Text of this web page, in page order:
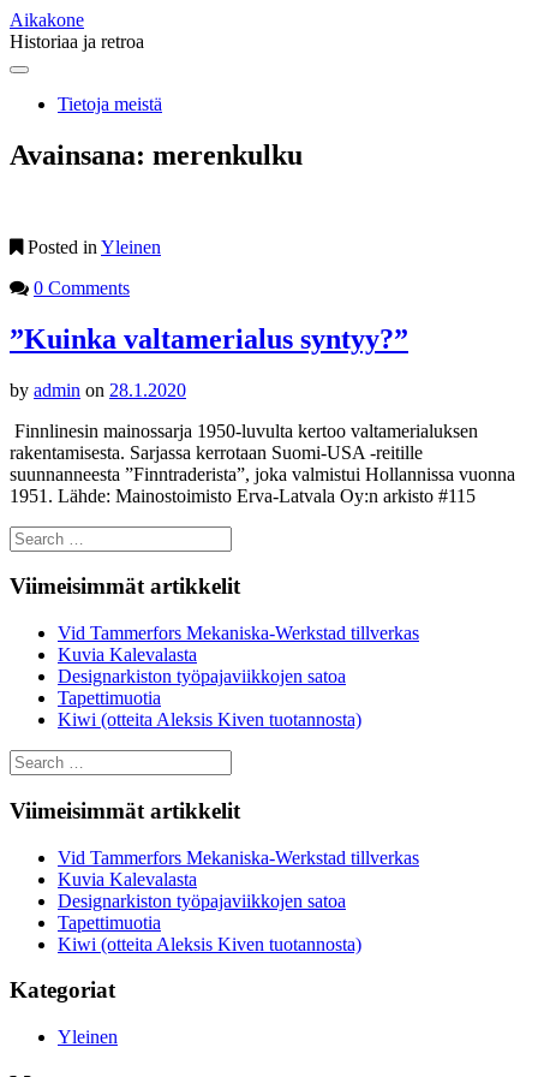
Aikakone
Historiaa ja retroa
Main
Skip
contentTietoja meistä
Avainsana: merenkulku
Posted in Yleinen
0 Comments
”Kuinka valtamerialus syntyy?”
by admin on 28.1.2020
Finnlinesin mainossarja 1950-luvulta kertoo valtamerialuksen
rakentamisesta. Sarjassa kerrotaan Suomi-USA -reitille
suunnanneesta ”Finntraderista”, joka valmistui Hollannissa vuonna
1951. Lähde: Mainostoimisto Erva-Latvala Oy:n arkisto #115
Search
for:
Viimeisimmät artikkelit
Vid Tammerfors Mekaniska-Werkstad tillverkas
Kuvia Kalevalasta
Designarkiston työpajaviikkojen satoa
Tapettimuotia
Kiwi (otteita Aleksis Kiven tuotannosta)
Search
for:
Viimeisimmät artikkelit
Vid Tammerfors Mekaniska-Werkstad tillverkas
Kuvia Kalevalasta
Designarkiston työpajaviikkojen satoa
Tapettimuotia
Kiwi (otteita Aleksis Kiven tuotannosta)
Kategoriat
Yleinen